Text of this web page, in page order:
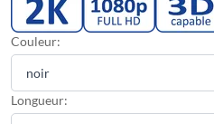
Couleur:
Longueur: